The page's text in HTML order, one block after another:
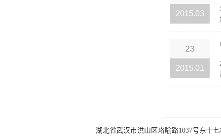
2015.03
23
2015.01
湖北省武汉市洪山区珞喻路1037号东十